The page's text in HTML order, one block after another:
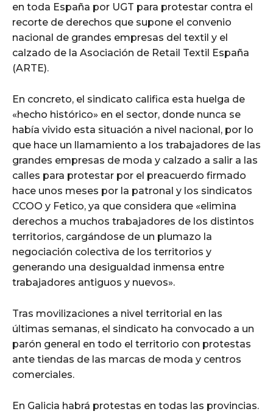
en toda España por UGT para protestar contra el
recorte de derechos que supone el convenio
nacional de grandes empresas del textil y el
calzado de la Asociación de Retail Textil España
(ARTE).
En concreto, el sindicato califica esta huelga de
«hecho histórico» en el sector, donde nunca se
había vivido esta situación a nivel nacional, por lo
que hace un llamamiento a los trabajadores de las
grandes empresas de moda y calzado a salir a las
calles para protestar por el preacuerdo firmado
hace unos meses por la patronal y los sindicatos
CCOO y Fetico, ya que considera que «elimina
derechos a muchos trabajadores de los distintos
territorios, cargándose de un plumazo la
negociación colectiva de los territorios y
generando una desigualdad inmensa entre
trabajadores antiguos y nuevos».
Tras movilizaciones a nivel territorial en las
últimas semanas, el sindicato ha convocado a un
parón general en todo el territorio con protestas
ante tiendas de las marcas de moda y centros
comerciales.
En Galicia habrá protestas en todas las provincias.